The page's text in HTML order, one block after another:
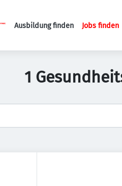
Ausbildung finden Jobs finden
1